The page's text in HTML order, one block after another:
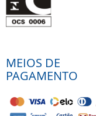
MEIOS DE
PAGAMENTO